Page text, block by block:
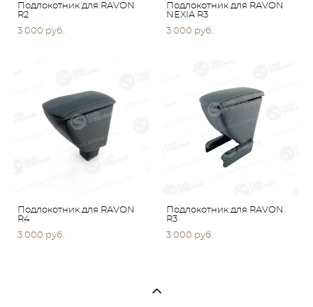
Подлокотник для RAVON
R2
3 000 pуб.
Подлокотник для RAVON
NEXIA R3
3 000 pуб.
Подлокотник для RAVON
R4
3 000 pуб.
Подлокотник для RAVON
R3
3 000 pуб.